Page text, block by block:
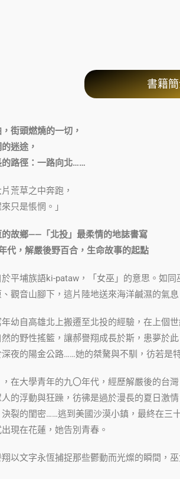
書籍
街頭燃燒的一切，
迷途，
路徑：一路向北……
荒草之中奔跑，
只是悵惘。」
故鄉——「北投」最柔情的地誌書寫
代，解嚴後野百合，生命故事的起點
於平埔族語ki-pataw，「女巫」的意思。如
觀音山腳下，這片陸地送來海洋鹹濕的氣
幼自高雄北上搬遷至北投的經驗，在上個
的野性搖籃，讓郝譽翔成長於斯，患夢於
夜的陽金公路……她的桀驁與不馴，彷若是
在大學青年的九〇年代，經歷解嚴後的台
的浮動與狂躁，彷彿是過於漫長的夏日激
裂的閨密……逃到美國沙漠小鎮，最終在三
現在花蓮，她告別青春。
以文字永恆捕捉那些鬱動而光燦的瞬間，